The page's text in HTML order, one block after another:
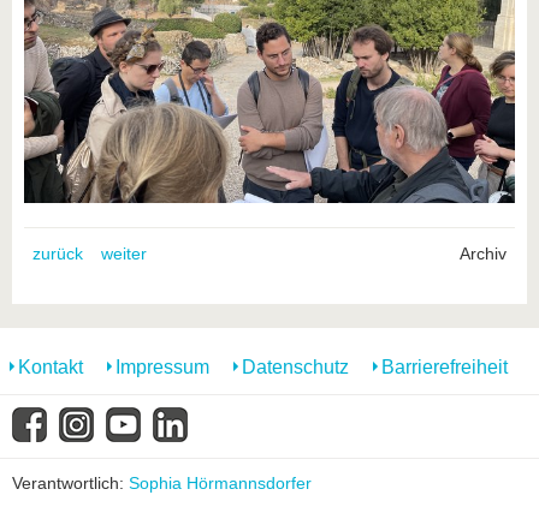
zurück weiter Archiv
Kontakt Impressum Datenschutz Barrierefreiheit
Verantwortlich: Sophia Hörmannsdorfer